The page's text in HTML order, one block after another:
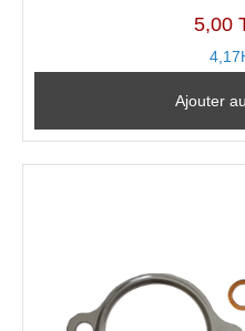
5,00
Ajouter